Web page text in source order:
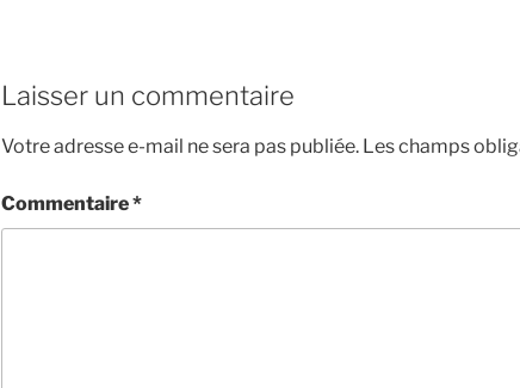
Laisser un commentaire
Votre adresse e-mail ne sera pas publiée. Les champs
Commentaire*